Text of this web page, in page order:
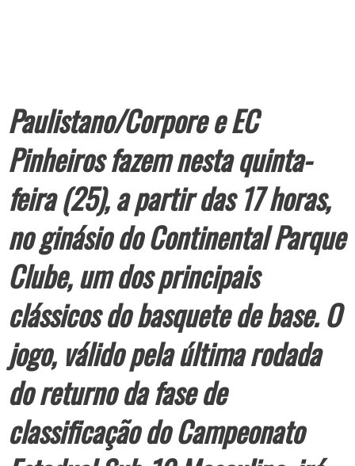
Paulistano/Corpore e EC
Pinheiros fazem nesta quinta-
feira (25), a partir das 17 horas,
no ginásio do Continental Parque
Clube, um dos principais
clássicos do basquete de base. O
jogo, válido pela última rodada
do returno da fase de
classificação do Campeonato